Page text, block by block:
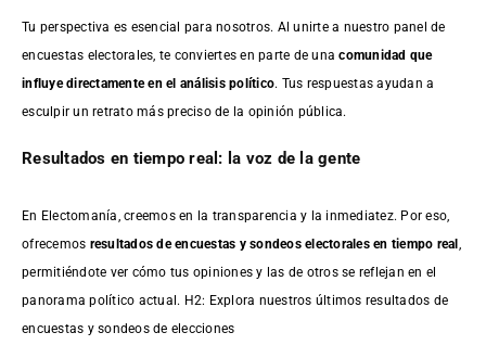
Tu perspectiva es esencial para nosotros. Al unirte a nuestro panel de
encuestas electorales, te conviertes en parte de unacomunidad que
influye directamente en el análisis político. Tus respuestas ayudan a
esculpir un retrato más preciso de la opinión pública.
Resultados en tiempo real: la voz de la gente
En Electomanía, creemos en la transparencia y la inmediatez. Por eso,
ofrecemos resultados deencuestas y sondeos electorales en tiempo real
permitiéndote ver cómo tus opiniones y las de otros se reflejan en el
panorama político actual. H2: Explora nuestros últimos resultados de
encuestas y sondeos de elecciones